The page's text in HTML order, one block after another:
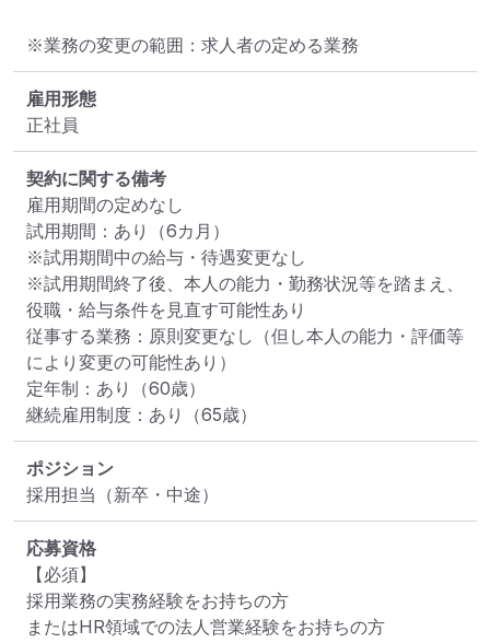
※業務の変更の範囲：求人者の定める業務
雇用形態
正社員
契約に関する備考
雇用期間の定めなし
試用期間：あり（6カ月）
※試用期間中の給与・待遇変更なし
※試用期間終了後、本人の能力・勤務状況等を踏まえ、
役職・給与条件を見直す可能性あり
従事する業務：原則変更なし（但し本人の能力・評価等
により変更の可能性あり）
定年制：あり（60歳）
継続雇用制度：あり（65歳）
ポジション
採用担当（新卒・中途）
応募資格
【必須】
採用業務の実務経験をお持ちの方
またはHR領域での法人営業経験をお持ちの方